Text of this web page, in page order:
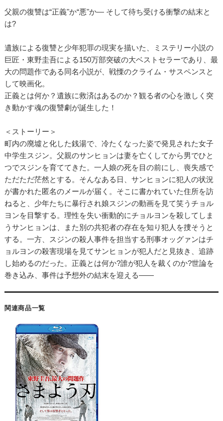
父親の復讐は“正義"か“悪"か― そして待ち受ける衝撃の結末と
は?
遺族による復讐と少年犯罪の現実を描いた、ミステリー小説の
巨匠・東野圭吾による150万部突破の大ベストセラーであり、最
大の問題作である同名小説が、戦慄のクライム・サスペンスと
して映画化。
正義とは何か？遺族に救済はあるのか？観る者の心を激しく突
き動かす魂の復讐劇が誕生した！
＜ストーリー＞
町内の廃墟と化した銭湯で、冷たくなった姿で発見された女子
中学生スジン。父親のサンヒョンは妻を亡くしてから男でひと
つでスジンを育ててきた。一人娘の死を目の前にし、喪失感で
ただただ茫然とする。そんなある日、サンヒョンに犯人の状況
が書かれた匿名のメールが届く。そこに書かれていた住所を訪
ねると、少年たちに暴行され娘スジンの動画を見て笑うチョル
ヨンを目撃する。理性を失い衝動的にチョルヨンを殺してしま
うサンヒョンは、また別の共犯者の存在を知り犯人を捜そうと
する。一方、スジンの殺人事件を担当する刑事オッグァンはチ
ョルヨンの殺害現場を見てサンヒョンが犯人だと見抜き、追跡
し始めるのだった。正義とは何か?誰が犯人を裁くのか?世論を
巻き込み、事件は予想外の結末を迎える――
関連商品一覧